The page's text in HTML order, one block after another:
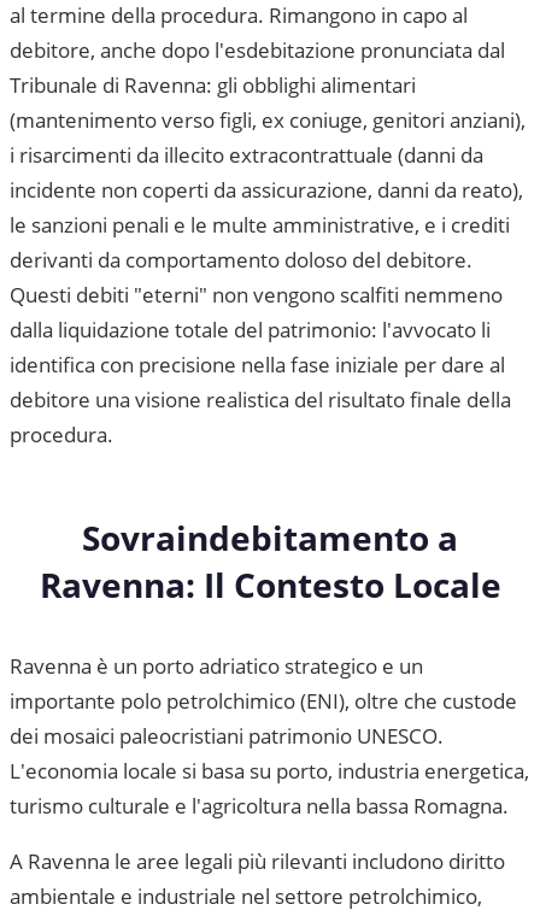
al termine della procedura. Rimangono in capo al
debitore, anche dopo l'esdebitazione pronunciata dal
Tribunale di Ravenna: gli obblighi alimentari
(mantenimento verso figli, ex coniuge, genitori anziani),
i risarcimenti da illecito extracontrattuale (danni da
incidente non coperti da assicurazione, danni da reato),
le sanzioni penali e le multe amministrative, e i crediti
derivanti da comportamento doloso del debitore.
Questi debiti "eterni" non vengono scalfiti nemmeno
dalla liquidazione totale del patrimonio: l'avvocato li
identifica con precisione nella fase iniziale per dare al
debitore una visione realistica del risultato finale della
procedura.
Sovraindebitamento a
Ravenna: Il Contesto Locale
Ravenna è un porto adriatico strategico e un
importante polo petrolchimico (ENI), oltre che custode
dei mosaici paleocristiani patrimonio UNESCO.
L'economia locale si basa su porto, industria energetica,
turismo culturale e l'agricoltura nella bassa Romagna.
A Ravenna le aree legali più rilevanti includono diritto
ambientale e industriale nel settore petrolchimico,